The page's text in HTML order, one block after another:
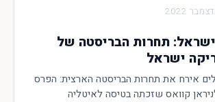
תחרות הבריסטה של
ישראל
אירח את תחרות הבריסטה הארצית: הפרס
קוואס שזכתה בטיסה לאיטליה